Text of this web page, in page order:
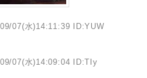
07(水)14:11:39 ID:YUW
07(水)14:09:04 ID:TIy